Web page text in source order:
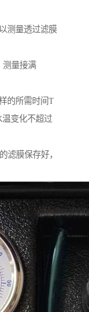
测量透过滤膜
测量接满
的所需时间T
变化不超过
滤膜保存好，